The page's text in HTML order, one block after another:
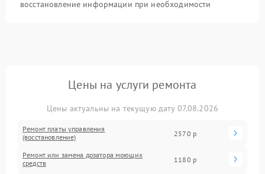
восстановление информации при необходимости
Цены на услуги ремонта
Цены актуальны на текущую дату 07.08.2026
Ремонт платы управления
(восстановление)
2570 р
Ремонт или замена дозатора моющих
средств
1180 р